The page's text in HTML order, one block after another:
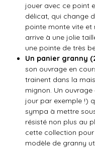
jouer avec ce point
délicat, qui change
pointe monte vite et
arrive à une jolie
une pointe de très
Un panier granny
son ouvrage en
trainent dans la
mignon. Un
jour par exemple !)
sympa à mettre
résisté non plus au
cette collection
modèle de granny